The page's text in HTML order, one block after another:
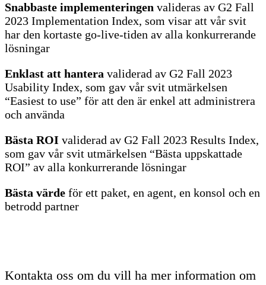
Snabbaste implementeringen valideras av G2 Fall
2023 Implementation Index, som visar att vår svit
har den kortaste go-live-tiden av alla konkurrerande
lösningar
Enklast att hantera validerad av G2 Fall 2023
Usability Index, som gav vår svit utmärkelsen
“Easiest to use” för att den är enkel att administrera
och använda
Bästa ROI validerad av G2 Fall 2023 Results Index,
som gav vår svit utmärkelsen “Bästa uppskattade
ROI” av alla konkurrerande lösningar
Bästa värde för ett paket, en agent, en konsol och en
betrodd partner
Kontakta oss om du vill ha mer information om